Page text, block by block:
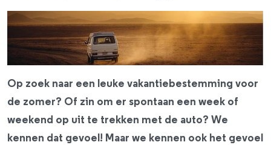
Op zoek naar een leuke vakantiebestemming voor
de zomer? Of zin om er spontaan een week of
weekend op uit te trekken met de auto? We
kennen dat gevoel! Maar we kennen ook het gevoel